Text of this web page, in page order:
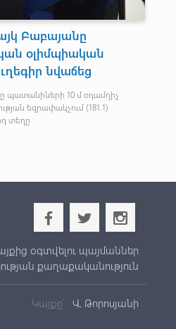
Լիլիթը
բացահայտել ինքն
ՀԱՕԿ լրատվականի հետ
Լիլիթ Պողոսյանի
b a x
օգտվելու պայմաններ
քաղաքականություն
Կայքը՝ Վ. Թորոսյանի